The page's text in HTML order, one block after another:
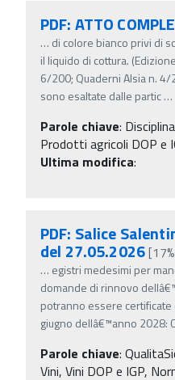
PDF: ATTO
… di colore bianco privi di
il liquido di cottura.
6/200; Quaderni Alsia n.
sono esaltate dalle partic…
Parole chiave:
Prodotti agricoli DOP e
Ultima modifica:
PDF: Salice
del 27.05.2026
… egistri medesimi per
domande di rinnovo
potranno essere
giugno dellâ€™anno 2028:
Parole chiave:
Vini, Vini DOP e IGP,